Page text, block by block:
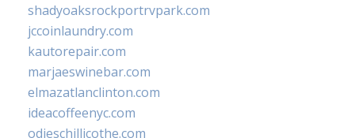
shadyoaksrockportrvpark.com
jccoinlaundry.com
kautorepair.com
marjaeswinebar.com
elmazatlanclinton.com
ideacoffeenyc.com
odieschillicothe.com